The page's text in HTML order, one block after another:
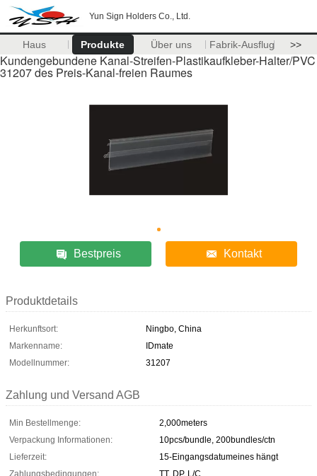
Yun Sign Holders Co., Ltd.
Haus Produkte Über uns Fabrik-Ausflug >>
Kundengebundene Kanal-Streifen-Plastikaufkleber-Halter/PVC
31207 des Preis-Kanal-freien Raumes
Bestpreis Kontakt
Produktdetails
Herkunftsort:
Ningbo, China
Markenname:
IDmate
Modellnummer:
31207
Zahlung und Versand AGB
Min Bestellmenge:
2,000meters
Verpackung Informationen:
10pcs/bundle, 200bundles/ctn
Lieferzeit:
15-Eingangsdatumeines hängt
Zahlungsbedingungen:
TT, DP, L/C